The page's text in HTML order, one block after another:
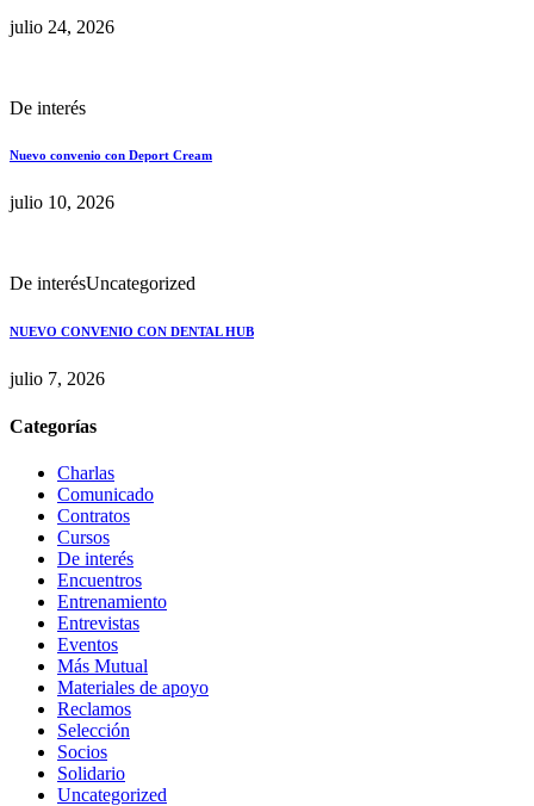
julio 24, 2026
De interés
Nuevo convenio con Deport Cream
julio 10, 2026
De interésUncategorized
NUEVO CONVENIO CON DENTAL HUB
julio 7, 2026
Categorías
Charlas
Comunicado
Contratos
Cursos
De interés
Encuentros
Entrenamiento
Entrevistas
Eventos
Más Mutual
Materiales de apoyo
Reclamos
Selección
Socios
Solidario
Uncategorized